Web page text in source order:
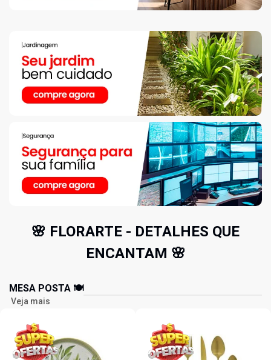
🌸 FLORARTE - DETALHES QUE
ENCANTAM 🌸
MESA POSTA 🍽️
Veja mais